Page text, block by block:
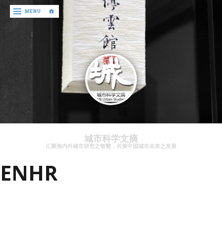
‹
return
关
MENU
城市科学文摘
汇聚海内外城市研究之智慧，共策中国城市未来之发展
ENHR